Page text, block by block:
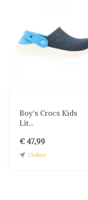
Boy's Crocs Kids
Lit...
€ 47,99
Online